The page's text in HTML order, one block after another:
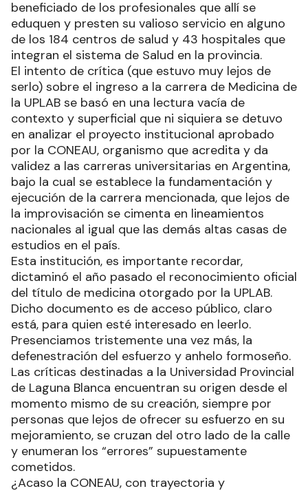
beneficiado de los profesionales que allí se
eduquen y presten su valioso servicio en alguno
de los 184 centros de salud y 43 hospitales que
integran el sistema de Salud en la provincia.
El intento de crítica (que estuvo muy lejos de
serlo) sobre el ingreso a la carrera de Medicina de
la UPLAB se basó en una lectura vacía de
contexto y superficial que ni siquiera se detuvo
en analizar el proyecto institucional aprobado
por la CONEAU, organismo que acredita y da
validez a las carreras universitarias en Argentina,
bajo la cual se establece la fundamentación y
ejecución de la carrera mencionada, que lejos de
la improvisación se cimenta en lineamientos
nacionales al igual que las demás altas casas de
estudios en el país.
Esta institución, es importante recordar,
dictaminó el año pasado el reconocimiento oficial
del título de medicina otorgado por la UPLAB.
Dicho documento es de acceso público, claro
está, para quien esté interesado en leerlo.
Presenciamos tristemente una vez más, la
defenestración del esfuerzo y anhelo formoseño.
Las críticas destinadas a la Universidad Provincial
de Laguna Blanca encuentran su origen desde el
momento mismo de su creación, siempre por
personas que lejos de ofrecer su esfuerzo en su
mejoramiento, se cruzan del otro lado de la calle
y enumeran los “errores” supuestamente
cometidos.
¿Acaso la CONEAU, con trayectoria y